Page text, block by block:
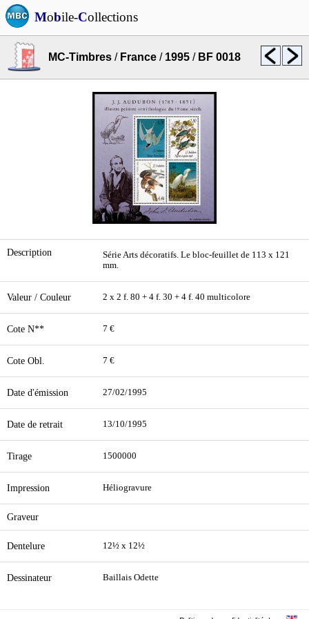
Mobile-Collections
MC-Timbres / France / 1995 / BF 0018
Description
Série Arts décoratifs. Le bloc-feuillet de 113 x 121
mm.
Valeur / Couleur 2 x 2 f. 80 + 4 f. 30 + 4 f. 40 multicolore
Cote N** 7 €
Cote Obl. 7 €
Date d'émission 27/02/1995
Date de retrait 13/10/1995
Tirage 1500000
Impression Héliogravure
Graveur
Dentelure 12½ x 12½
Dessinateur Baillais Odette